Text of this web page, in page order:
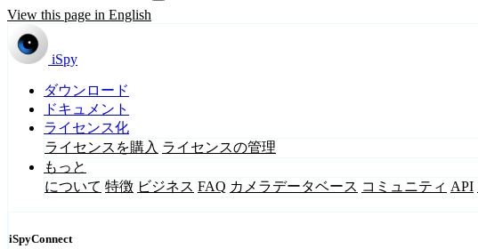
View this page in English
iSpy
ダウンロード
ドキュメント
ライセンス化
ライセンスを購入 ライセンスの管理
もっと
について 特徴 ビジネス FAQ カメラデータベース コミュニティ API
iSpyConnect